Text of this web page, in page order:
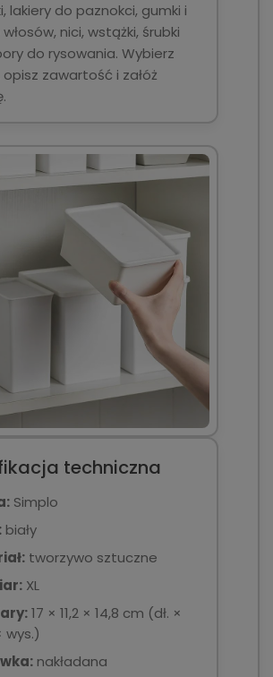
lakiery do paznokci, gumki i
nici, wstążki, śrubki
do rysowania. Wybierz
zawartość i załóż
techniczna
Simplo
biały
tworzywo sztuczne
XL
17 × 11,2 × 14,8 cm (dł. ×
wys.)
nakładana